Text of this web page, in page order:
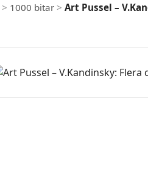
> 1000 bitar > Art Pussel –